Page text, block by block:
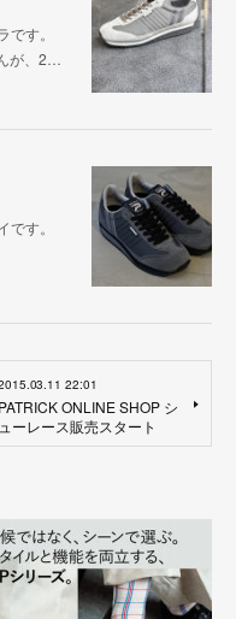
す。
が、2…
す。
22:01
PATRICK ONLINE SHOP シ
ューレース販売スタート